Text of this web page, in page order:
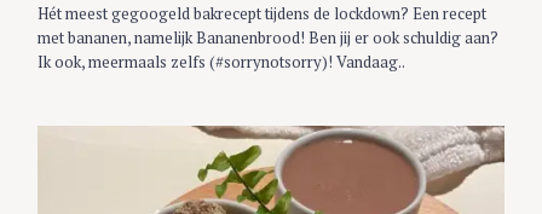
Hét meest gegoogeld bakrecept tijdens de lockdown? Een recept
met bananen, namelijk Bananenbrood! Ben jij er ook schuldig aan?
Ik ook, meermaals zelfs (#sorrynotsorry)! Vandaag..